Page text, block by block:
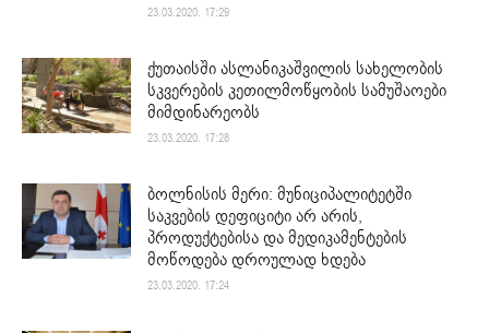
23.03.2020. 17:29
ქუთაისში ასლანიკაშვილის სახელობის
სკვერების კეთილმოწყობის სამუშაოები
მიმდინარეობს
23.03.2020. 17:28
ბოლნისის მერი: მუნიციპალიტეტში
საკვების დეფიციტი არ არის,
პროდუქტებისა და მედიკამენტების
მოწოდება დროულად ხდება
23.03.2020. 17:24